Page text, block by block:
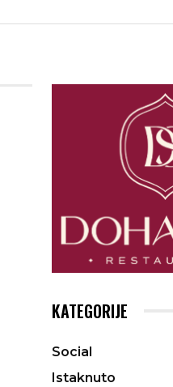
KATEGORIJE
Social
Istaknuto